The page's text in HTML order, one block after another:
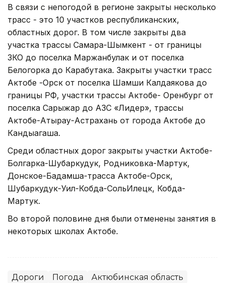
В связи с непогодой в регионе закрыты несколько
трасс - это 10 участков республиканских,
областных дорог. В том числе закрыты два
участка трассы Самара-Шымкент - от границы
ЗКО до поселка Маржанбулак и от поселка
Белогорка до Карабутака. Закрыты участки трасс
Актобе -Орск от поселка Шамши Калдаякова до
границы РФ, участки трассы Актобе- Оренбург от
поселка Сарыжар до АЗС «Лидер», трассы
Актобе-Атырау-Астрахань от города Актобе до
Кандыагаша.
Среди областных дорог закрыты участки Актобе-
Болгарка-Шубаркудук, Родниковка-Мартук,
Донское-Бадамша-трасса Актобе-Орск,
Шубаркудук-Уил-Кобда-СольИлецк, Кобда-
Мартук.
Во второй половине дня были отменены занятия в
некоторых школах Актобе.
Дороги Погода Актюбинская область